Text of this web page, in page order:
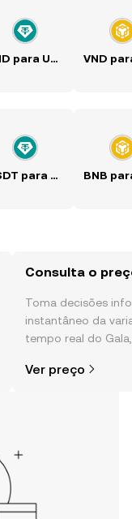
VND para USDT
USDT para VND
Consulta o
Toma decisões
instantâneo da
tempo real do
Ver preço